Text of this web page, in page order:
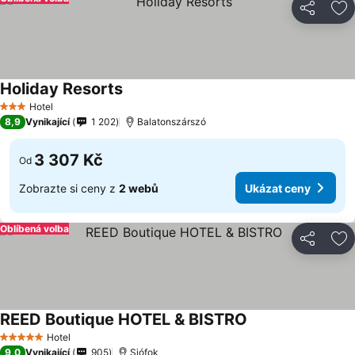
Sdílet
3 Počet hvězdiček
Hotel
Holiday Resorts
8,9 Vynikající 1 202 Balatonszárszó
Od 3 307 Kč
Zobrazte si ceny z 2 webů Ukázat ceny
Sdílet
Oblíbená volba
5 Počet hvězdiček
Hotel
REED Boutique HOTEL & BISTRO
9,0 Vynikající 905 Siófok